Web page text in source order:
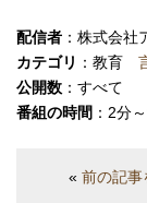
配信者 ：株式会社
カテゴリ ：教育
公開数 ：すべて
番組の時間 ：2分
«前の記事